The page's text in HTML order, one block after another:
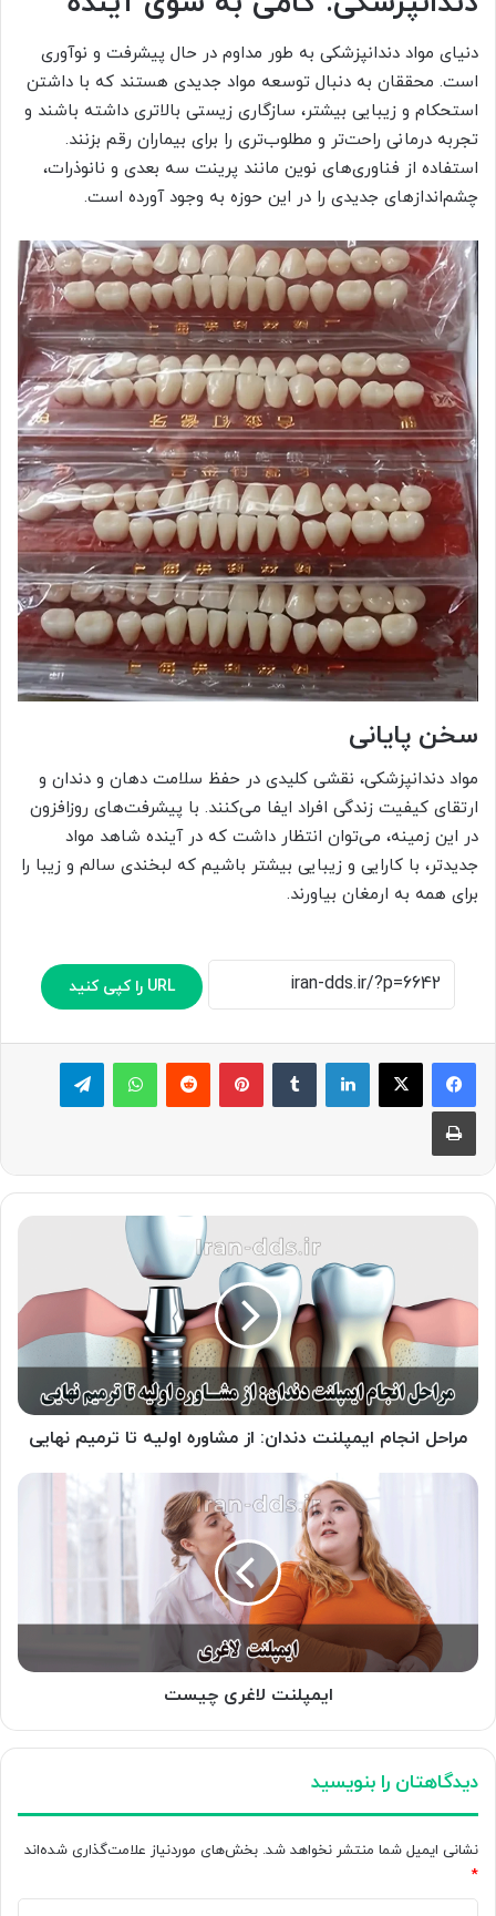
دنیای مواد دندانپزشکی به طور مداوم در حال پیشرفت و نوآوری
است. محققان به دنبال توسعه مواد جدیدی هستند که با داشتن
استحکام و زیبایی بیشتر، سازگاری زیستی بالاتری داشته باشند و
تجربه درمانی راحت‌تر و مطلوب‌تری را برای بیماران رقم بزنند.
استفاده از فناوری‌های نوین مانند پرینت سه بعدی و نانوذرات،
چشم‌اندازهای جدیدی را در این حوزه به وجود آورده است.
سخن پایانی
مواد دندانپزشکی، نقشی کلیدی در حفظ سلامت دهان و دندان و
ارتقای کیفیت زندگی افراد ایفا می‌کنند. با پیشرفت‌های روزافزون
در این زمینه، می‌توان انتظار داشت که در آینده شاهد مواد
جدیدتر، با کارایی و زیبایی بیشتر باشیم که لبخندی سالم و زیبا را
برای همه به ارمغان بیاورند.
URL را کپی کنید
لینکدین ‫تامبلر پینترست‫رددیت واتس آپ تلگرام
چاپ
دندان:
مشاوره
اولیه
ترمیم
نهایی
مراحل انجام ایمپلنت دندان: از مشاوره اولیه تا ترمیم نهایی
ایمپلنت
ایمپلنت لاغری چیست
دیدگاهتان را بنویسید
نشانی ایمیل شما منتشر نخواهد شد. بخش‌های موردنیاز علامت‌گذاری شده‌اند
*